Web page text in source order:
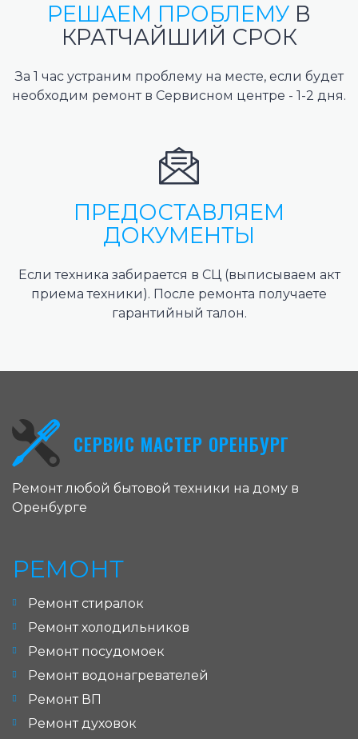
РЕШАЕМ ПРОБЛЕМУ В
КРАТЧАЙШИЙ СРОК
За 1 час устраним проблему на месте, если будет
необходим ремонт в Сервисном центре - 1-2 дня.
ПРЕДОСТАВЛЯЕМ
ДОКУМЕНТЫ
Если техника забирается в СЦ (выписываем акт
приема техники). После ремонта получаете
гарантийный талон.
СЕРВИС МАСТЕР ОРЕНБУРГ
Ремонт любой бытовой техники на дому в
Оренбурге
РЕМОНТ
Ремонт стиралок
Ремонт холодильников
Ремонт посудомоек
Ремонт водонагревателей
Ремонт ВП
Ремонт духовок